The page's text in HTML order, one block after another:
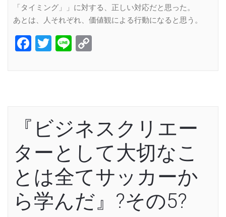
「タイミング」」に対する、正しい対応だと思った。
あとは、人それぞれ、価値観による行動になると思う。
Facebook
Twitter
Line
『ビジネスクリエー
ターとして大切なこ
とは全てサッカーか
ら学んだ』?その5?